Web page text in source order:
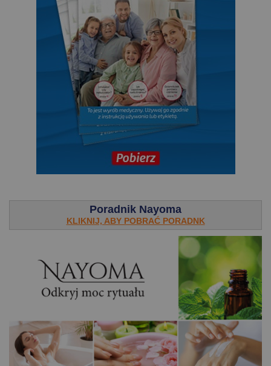
Poradnik Nayoma
KLIKNIJ, ABY POBRAĆ PORADNK